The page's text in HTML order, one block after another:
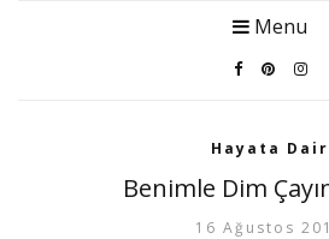
Menu
Hayata Dair
Benimle Dim
16 Ağustos